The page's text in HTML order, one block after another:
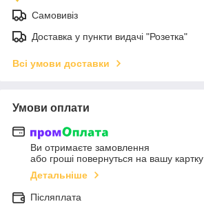
Самовивіз
Доставка у пункти видачі "Розетка"
Всі умови доставки
Умови оплати
Ви отримаєте замовлення
або гроші повернуться на вашу картку
Детальніше
Післяплата